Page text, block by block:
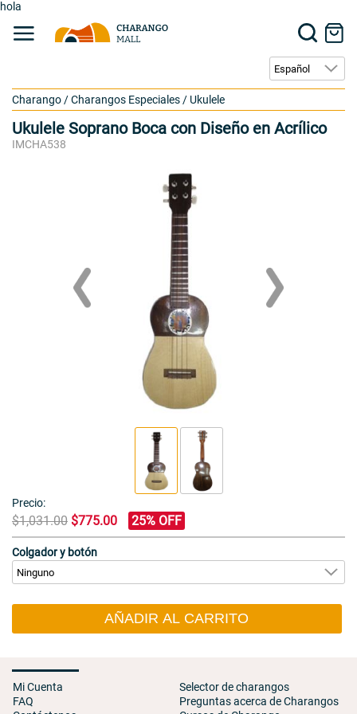
hola
Charango /Charangos Especiales / Ukulele
Ukulele Soprano Boca con Diseño en Acrílico
IMCHA538
Precio:
$1,031.00 $775.00 25% OFF
Colgador y botón
AÑADIR AL CARRITO
Mi Cuenta
FAQ
Selector de charangos
Preguntas acerca de Charangos